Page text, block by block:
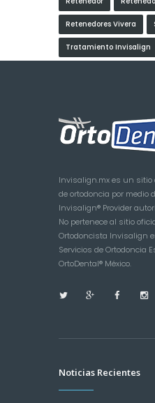
Retenedores Vivera
Tratamiento Invisalign
Invisalign.mx es un sitio
de ortodoncia por medio
Invisalign® Provider
No pertenece al sitio
Ortodoncista Invisalign
Servicios de Ortodoncia
OrtoDental® México.
Noticias Recientes